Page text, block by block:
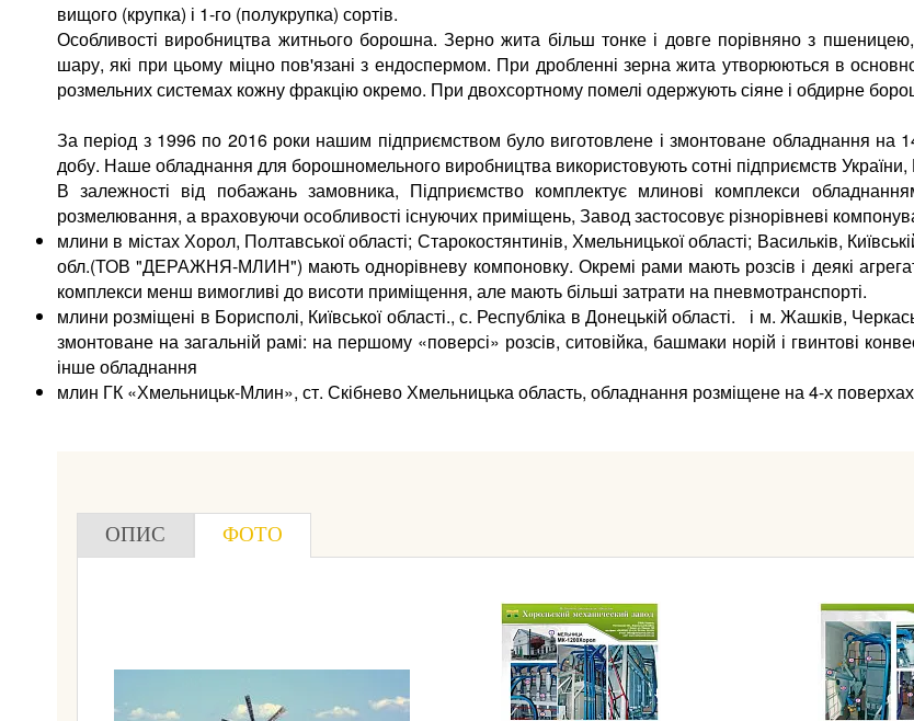
вищого (крупка) і 1-го (полукрупка) сортів.
Особливості виробництва житнього борошна. Зерно жита більш тонке і довге порівняно з
шару, які при цьому міцно пов'язані з ендоспермом. При дробленні зерна жита утворюються в
розмельних системах кожну фракцію окремо. При двохсортному помелі одержують сіяне і обдирне
За період з 1996 по 2016 роки нашим підприємством було виготовлене і змонтоване обладнання на
добу. Наше обладнання для борошномельного виробництва використовують сотні підприємств України,
В залежності від побажань замовника, Підприємство комплектує млинові комплекси
розмелювання, а враховуючи особливості існуючих приміщень, Завод застосовує різнорівневі
млини в містах Хорол, Полтавської області; Старокостянтинів, Хмельницької області; Васильків,
обл.(ТОВ "ДЕРАЖНЯ-МЛИН") мають однорівневу компоновку. Окремі рами мають розсів і деякі
комплекси менш вимогливі до висоти приміщення, але мають більші затрати на пневмотранспорті.
млини розміщені в Борисполі, Київської області., с. Республіка в Донецькій області. і м. Жашків,
змонтоване на загальній рамі:­­­­ на першому «поверсі» розсів, ситовійка, башмаки норій і гвинтові
інше обладнання
млин ГК «Хмельницьк-Млин», ст. Скібнево Хмельницька область, обладнання розміщене на 4-х
ОПИС ФОТО